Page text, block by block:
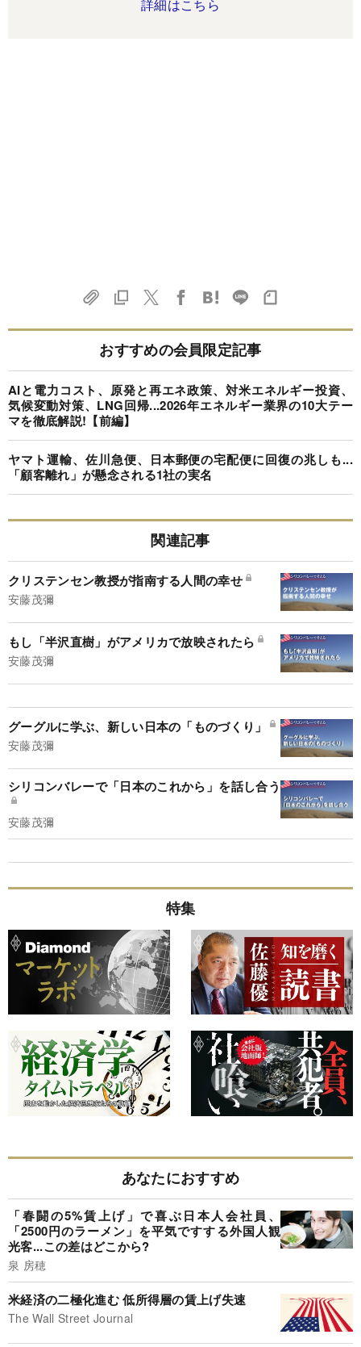
詳細はこちら
おすすめの会員限定記事
AIと電力コスト、原発と再エネ政策、対米エネルギー投資、
気候変動対策、LNG回帰...2026年エネルギー業界の10大テー
マを徹底解説!【前編】
ヤマト運輸、佐川急便、日本郵便の宅配便に回復の兆しも...
「顧客離れ」が懸念される1社の実名
関連記事
クリステンセン教授が指南する人間の幸せ
安藤茂彌
もし「半沢直樹」がアメリカで放映されたら
安藤茂彌
グーグルに学ぶ、新しい日本の「ものづくり」
安藤茂彌
シリコンバレーで「日本のこれから」を話し合う
安藤茂彌
特集
あなたにおすすめ
「春闘の5%賃上げ」で喜ぶ日本人会社員、
「2500円のラーメン」を平気ですする外国人観
光客...この差はどこから?
泉 房穂
米経済の二極化進む 低所得層の賃上げ失速
The Wall Street Journal